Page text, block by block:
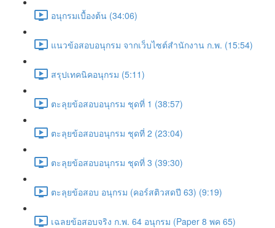
อนุกรมเบื้องต้น (34:06)
แนวข้อสอบอนุกรม จากเว็บไซต์สำนักงาน ก.พ. (15:54)
สรุปเทคนิคอนุกรม (5:11)
ตะลุยข้อสอบอนุกรม ชุดที่ 1 (38:57)
ตะลุยข้อสอบอนุกรม ชุดที่ 2 (23:04)
ตะลุยข้อสอบอนุกรม ชุดที่ 3 (39:30)
ตะลุยข้อสอบ อนุกรม (คอร์สติวสดปี 63) (9:19)
เฉลยข้อสอบจริง ก.พ. 64 อนุกรม (Paper 8 พค 65)